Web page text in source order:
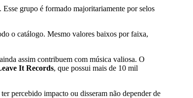
grupo é formado majoritariamente por selos
o catálogo. Mesmo valores baixos por faixa,
assim contribuem com música valiosa. O
It Records, que possui mais de 10 mil
percebido impacto ou disseram não depender de